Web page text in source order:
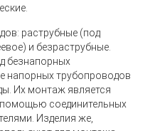
раструбные (под
и безраструбные.
безнапорных
напорных трубопроводов
Их монтаж является
соединительных
Изделия же,